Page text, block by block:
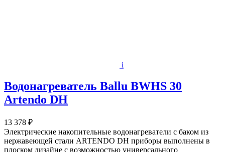
i
Водонагреватель Ballu BWHS 30
Artendo DH
13 378 ₽
Электрические накопительные водонагреватели с баком из
нержавеющей стали ARTENDO DH приборы выполнены в
плоском дизайне с возможностью универсального